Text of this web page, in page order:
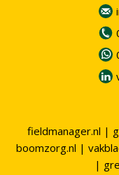
fieldmanager.nl |
boomzorg.nl |
|